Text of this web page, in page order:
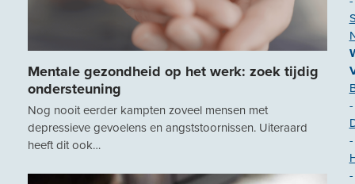
Mentale gezondheid op het werk: zoek tijdig
ondersteuning
Nog nooit eerder kampten zoveel mensen met
depressieve gevoelens en angststoornissen. Uiteraard
heeft dit ook…
-
-
-